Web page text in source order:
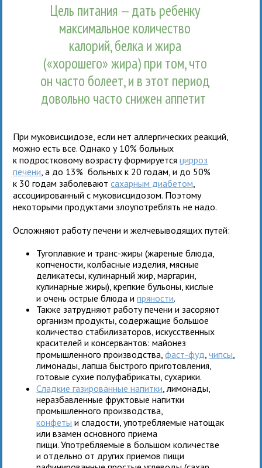
Цель питания — дать ребенку
максимальное количество
калорий, белка и жира
(«хорошего» жира) при том, что
он часто болеет, и в этот период
довольно часто снижен аппетит
При муковисцидозе, если нет аллергических реакций,
можно есть все. Однако у 10% больных
к подростковому возрасту формируетсяцирроз
печени , а до 13% больных к 20 годам, и до 50%
к 30 годам заболеваютсахарным диабетом
ассоциированный с муковисцидозом. Поэтому
некоторыми продуктами злоупотреблять не надо.
Осложняют работу печени и желчевыводящих путей:
Тугоплавкие и транс-жиры (жареные блюда,
копчености, колбасные изделия, мясные
деликатесы, кулинарный жир, маргарин,
кулинарные жиры), крепкие бульоны, кислые
и очень острые блюда ипряности.
Также затрудняют работу печени и засоряют
организм продукты, содержащие большое
количество стабилизаторов, искусственных
красителей и консервантов: майонез
промышленного производства,фаст-фуд ,чипсы
лимонады, лапша быстрого приготовления,
готовые сухие полуфабрикаты, сухарики.
Сладкие газированные напитки , лимонады,
неразбавленные фруктовые напитки
промышленного производства,
конфеты и сладости, употребляемые натощак
или взамен основного приема
пищи. Употребляемые в большом количестве
и отдельно от других приемов пищи